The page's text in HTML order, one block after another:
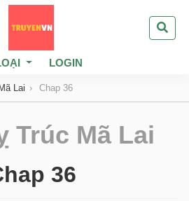
LOGIN
Lai Chap 36
Trúc Mã Lai
36